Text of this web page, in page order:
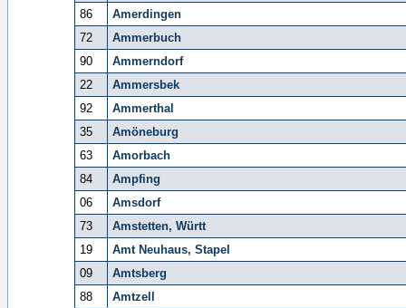
86
Amerdingen
72
Ammerbuch
90
Ammerndorf
22
Ammersbek
92
Ammerthal
35
Amöneburg
63
Amorbach
84
Ampfing
06
Amsdorf
73
Amstetten, Württ
19
Amt Neuhaus, Stapel
09
Amtsberg
88
Amtzell